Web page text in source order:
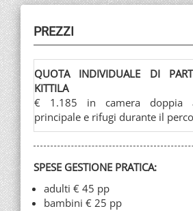
PREZZI
QUOTA INDIVIDUALE DI
KITTILA
€ 1.185 in camera doppia
principale e rifugi durante il
SPESE GESTIONE PRATICA:
adulti € 45 pp
bambini € 25 pp